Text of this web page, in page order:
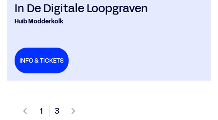
In De Digitale Loopgraven
Huib Modderkolk
INFO & TICKETS
1 3